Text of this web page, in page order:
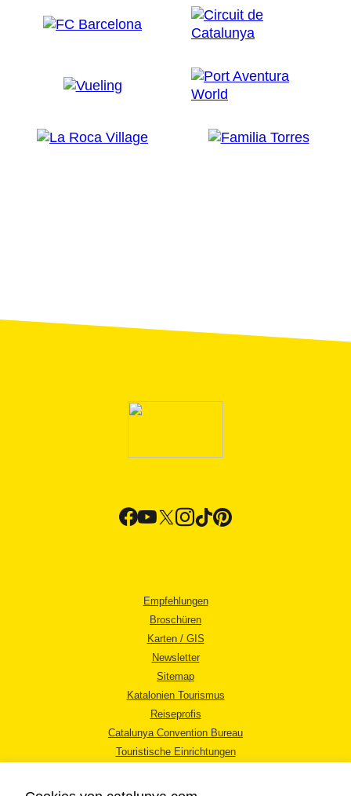
Empfehlungen
Broschüren
Karten / GIS
Newsletter
Sitemap
Katalonien Tourismus
Reiseprofis
Catalunya Convention Bureau
Touristische Einrichtungen